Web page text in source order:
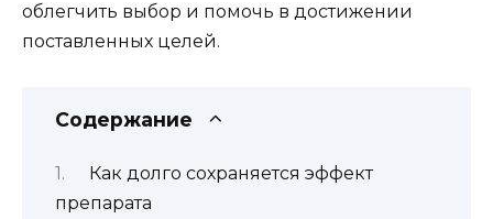
облегчить выбор и помочь в достижении
поставленных целей.
Содержание
Как долго сохраняется эффект
препарата